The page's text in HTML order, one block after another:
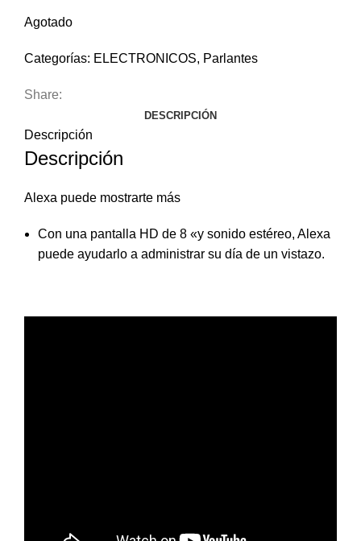
Agotado
Categorías: ELECTRONICOS, Parlantes
Share:
DESCRIPCIÓN
Descripción
Descripción
Alexa puede mostrarte más
Con una pantalla HD de 8 «y sonido estéreo, Alexa
puede ayudarlo a administrar su día de un vistazo.